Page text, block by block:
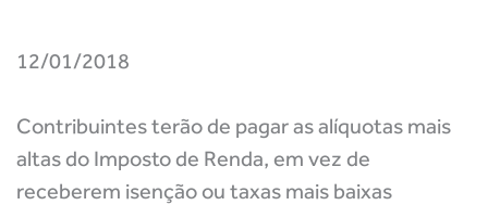
12/01/2018
Contribuintes terão de pagar as alíquotas mais
altas do Imposto de Renda, em vez de
receberem isenção ou taxas mais baixas